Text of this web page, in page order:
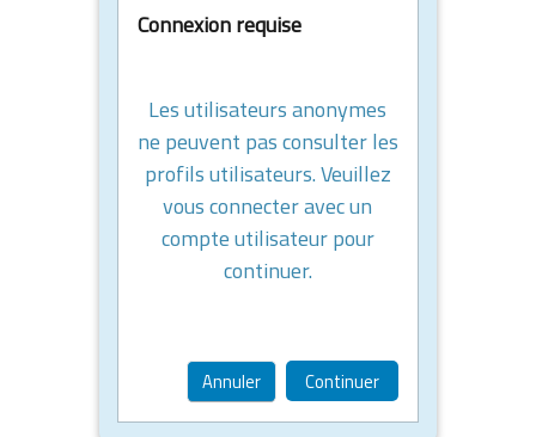
Connexion requise
Les utilisateurs anonymes
ne peuvent pas consulter les
profils utilisateurs. Veuillez
vous connecter avec un
compte utilisateur pour
continuer.
Annuler Continuer